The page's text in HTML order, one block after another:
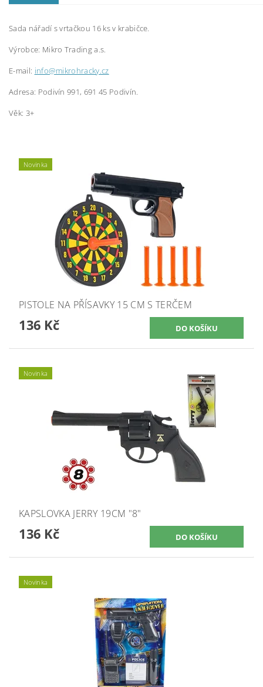
Sada nářadí s vrtačkou 16 ks v krabičce.
Výrobce: Mikro Trading a.s.
E-mail: info@mikrohracky.cz
Adresa: Podivín 991, 691 45 Podivín.
Věk: 3+
Novinka
PISTOLE NA PŘÍSAVKY 15 CM S TERČEM
136 Kč
Novinka
KAPSLOVKA JERRY 19CM "8"
136 Kč
Novinka